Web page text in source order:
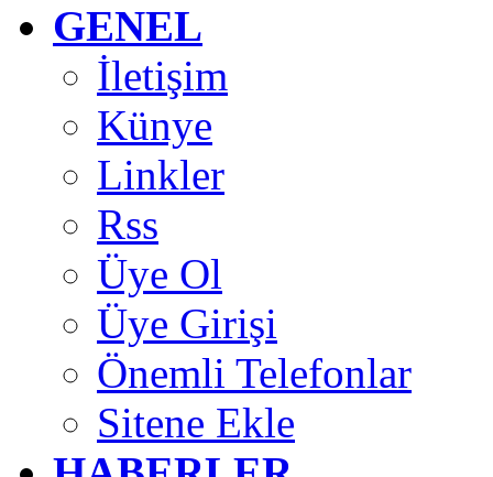
GENEL
İletişim
Künye
Linkler
Rss
Üye Ol
Üye Girişi
Önemli Telefonlar
Sitene Ekle